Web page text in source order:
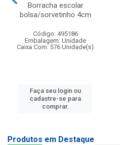
Borracha escolar
bolsa/sorvetinho 4cm
Código: 495186
Embalagem: Unidade
Caixa Com: 576 Unidade(s)
Faça seu login ou
cadastre-se para
comprar.
Produtos em Destaque